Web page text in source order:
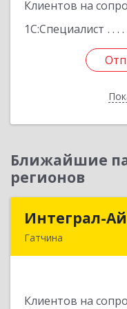
Клиентов на
1С:Специалист
Ближайшие
регионов
Интеграл-
Гатчина
Клиентов на